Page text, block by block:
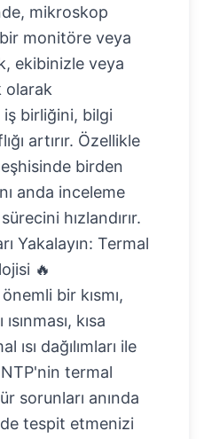
mikroskop
monitöre veya
ekibinizle veya
olarak
birliğini, bilgi
artırır. Özellikle
birden
anda inceleme
hızlandırır.
Yakalayın: Termal
🔥
bir kısmı,
kısa
dağılımları ile
termal
sorunları anında
tespit etmenizi